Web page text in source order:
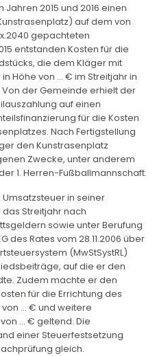
2015 und 2016 einen
auf dem von
gepachteten
entstanden Kosten für die
die dem Kläger mit
Höhe von ... € im Streitjahr in
der Gemeinde erhielt der
auf einen
für die Kosten
Nach Fertigstellung
den Kunstrasenplatz
Zwecke, unter anderem
1. Herren-Fußballmannschaft.
in seiner
Streitjahr nach
sowie unter Berufung
des Rates vom 28.11.2006 über
(MwStSystRL)
auf die er den
Zudem machte er den
für die Errichtung des
... € und weitere
... € geltend. Die
einer Steuerfestsetzung
gleich.